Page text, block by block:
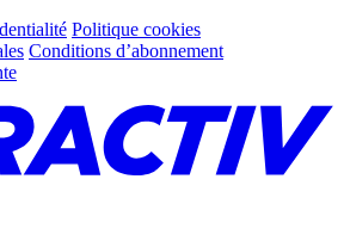
Politique cookies
Conditions d’abonnement